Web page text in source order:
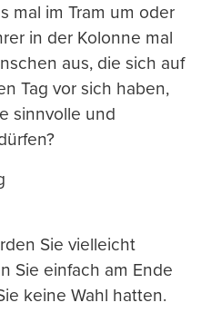
mal im Tram um oder
in der Kolonne mal
aus, die sich auf
Tag vor sich haben,
sinnvolle und
Sie vielleicht
Sie einfach am Ende
keine Wahl hatten.